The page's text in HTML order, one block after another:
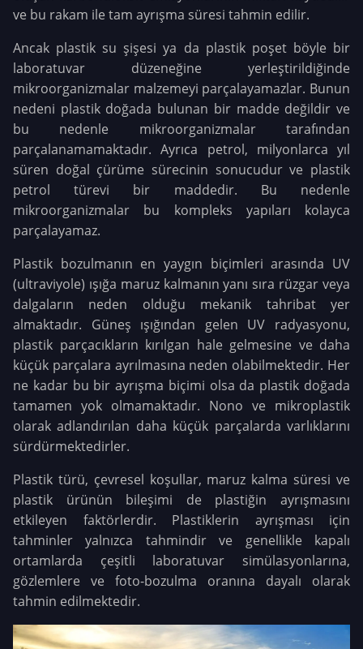
ve bu rakam ile tam ayrışma süresi tahmin edilir.
Ancak plastik su şişesi ya da plastik poşet böyle bir
laboratuvar düzeneğine yerleştirildiğinde
mikroorganizmalar malzemeyi parçalayamazlar. Bunun
nedeni plastik doğada bulunan bir madde değildir ve
bu nedenle mikroorganizmalar tarafından
parçalanamamaktadır. Ayrıca petrol, milyonlarca yıl
süren doğal çürüme sürecinin sonucudur ve plastik
petrol türevi bir maddedir. Bu nedenle
mikroorganizmalar bu kompleks yapıları kolayca
parçalayamaz.
Plastik bozulmanın en yaygın biçimleri arasında UV
(ultraviyole) ışığa maruz kalmanın yanı sıra rüzgar veya
dalgaların neden olduğu mekanik tahribat yer
almaktadır. Güneş ışığından gelen UV radyasyonu,
plastik parçacıkların kırılgan hale gelmesine ve daha
küçük parçalara ayrılmasına neden olabilmektedir. Her
ne kadar bu bir ayrışma biçimi olsa da plastik doğada
tamamen yok olmamaktadır. Nono ve mikroplastik
olarak adlandırılan daha küçük parçalarda varlıklarını
sürdürmektedirler.
Plastik türü, çevresel koşullar, maruz kalma süresi ve
plastik ürünün bileşimi de plastiğin ayrışmasını
etkileyen faktörlerdir. Plastiklerin ayrışması için
tahminler yalnızca tahmindir ve genellikle kapalı
ortamlarda çeşitli laboratuvar simülasyonlarına,
gözlemlere ve foto-bozulma oranına dayalı olarak
tahmin edilmektedir.